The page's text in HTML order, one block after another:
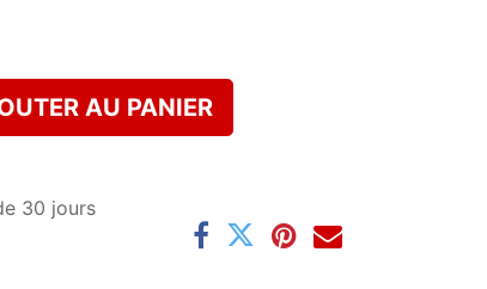
AU PANIER
30 jours